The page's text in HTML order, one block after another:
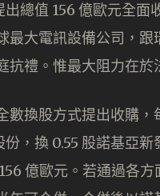
總值 156 億歐元全面
最大電訊設備公司，跟
抗禮。惟最大阻力在於
數換股方式提出收購
，換 0.55 股諾基亞新
億歐元。若通過各